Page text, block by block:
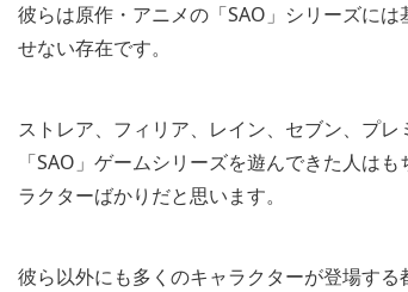
彼らは原作・アニメの「SAO」シリーズに
せない存在です。
ストレア、フィリア、レイン、セブン、プ
「SAO」ゲームシリーズを遊んできた人は
ラクターばかりだと思います。
彼ら以外にも多くのキャラクターが登場す